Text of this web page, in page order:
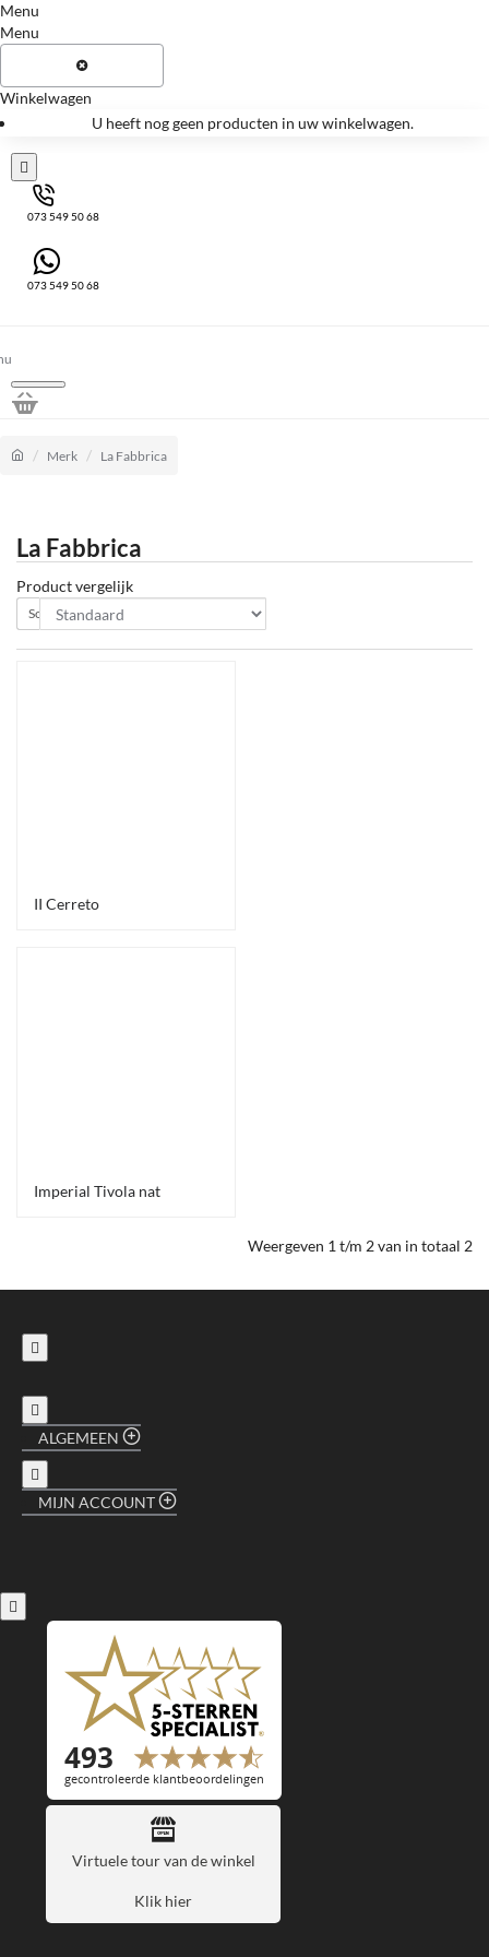
Menu
Menu
Winkelwagen
U heeft nog geen producten in uw winkelwagen.
073 549 50 68
073 549 50 68
homeMerk La Fabbrica
La Fabbrica
Product vergelijk
Sorteer op:
II Cerreto
Imperial Tivola nat
Weergeven 1 t/m 2 van in totaal 2
ALGEMEEN
MIJN ACCOUNT
Virtuele tour van de winkel
Klik hier